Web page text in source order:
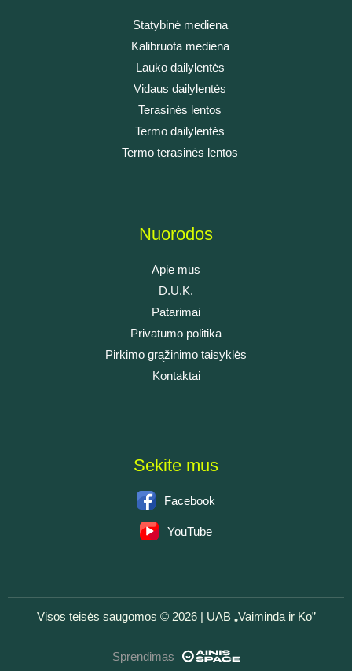
Statybinė mediena
Kalibruota mediena
Lauko dailylentės
Vidaus dailylentės
Terasinės lentos
Termo dailylentės
Termo terasinės lentos
Nuorodos
Apie mus
D.U.K.
Patarimai
Privatumo politika
Pirkimo grąžinimo taisyklės
Kontaktai
Sekite mus
Facebook
YouTube
Visos teisės saugomos © 2026 | UAB „Vaiminda ir Ko”
Sprendimas